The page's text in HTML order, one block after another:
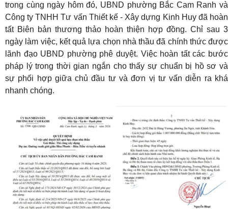
trong cùng ngày hôm đó, UBND phường Bắc Cam Ranh và
Công ty TNHH Tư vấn Thiết kế - Xây dựng Kinh Huy đã hoàn
tất Biên bản thương thảo hoàn thiện hợp đồng. Chỉ sau 3
ngày làm việc, kết quả lựa chọn nhà thầu đã chính thức được
lãnh đạo UBND phường phê duyệt. Việc hoàn tất các bước
pháp lý trong thời gian ngắn cho thấy sự chuẩn bị hồ sơ và
sự phối hợp giữa chủ đầu tư và đơn vị tư vấn diễn ra khá
nhanh chóng.